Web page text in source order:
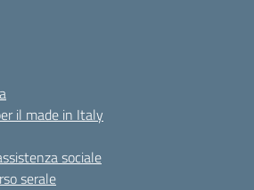
il made in Italy
sociale
serale